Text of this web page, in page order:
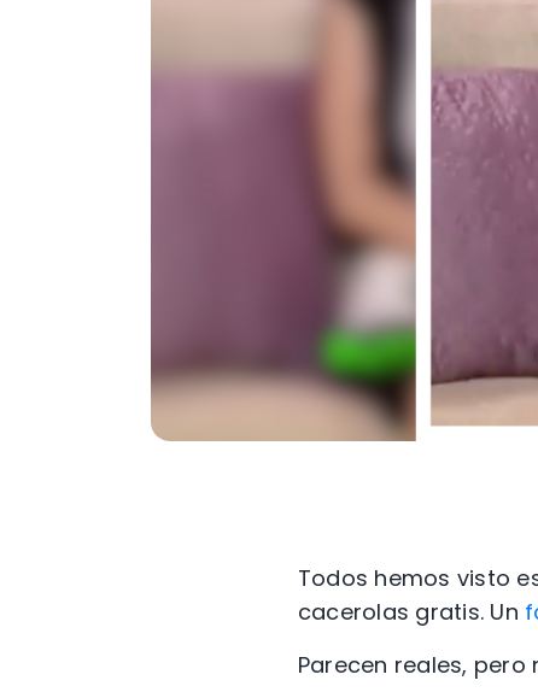
Todos hemos visto
cacerolas gratis. Un
Parecen reales, pero